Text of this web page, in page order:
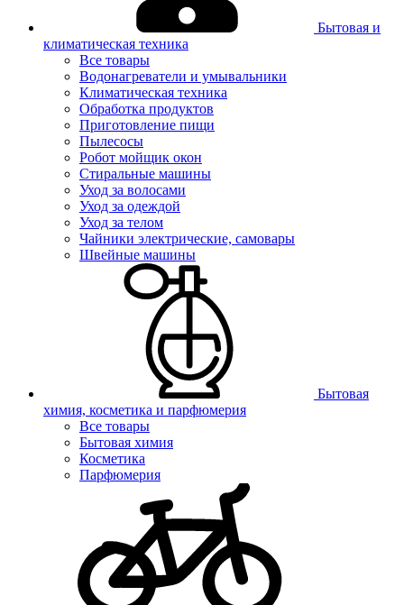
Бытовая и
климатическая техника
Все товары
Водонагреватели и умывальники
Климатическая техника
Обработка продуктов
Приготовление пищи
Пылесосы
Робот мойщик окон
Стиральные машины
Уход за волосами
Уход за одеждой
Уход за телом
Чайники электрические, самовары
Швейные машины
Бытовая
химия, косметика и парфюмерия
Все товары
Бытовая химия
Косметика
Парфюмерия